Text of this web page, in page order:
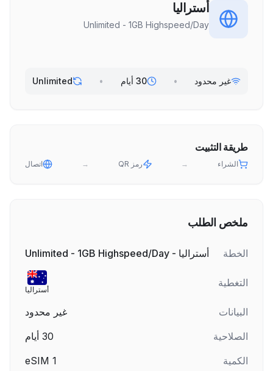
أستراليا
Unlimited - 1GB Highspeed/Day
غير محدود • 30 أيام •
Unlimited
طريقة التثبيت
الشراء → رمز QR → اتصال
ملخص الطلب
الخطة أستراليا - Unlimited - 1GB Highspeed/Day
التغطية
أستراليا
البيانات
غير محدود
الصلاحية
30 أيام
الكمية
1